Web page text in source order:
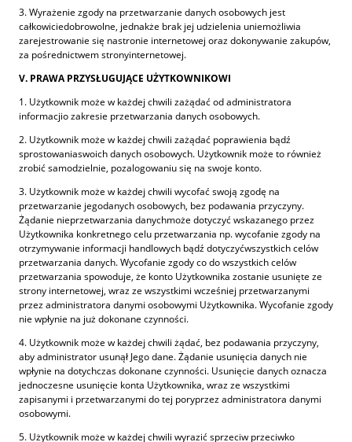
3. Wyrażenie zgody na przetwarzanie danych osobowych jest
całkowiciedobrowolne, jednakże brak jej udzielenia uniemożliwia
zarejestrowanie się nastronie internetowej oraz dokonywanie zakupów,
za pośrednictwem stronyinternetowej.
V. PRAWA PRZYSŁUGUJĄCE UŻYTKOWNIKOWI
1. Użytkownik może w każdej chwili zażądać od administratora
informacjio zakresie przetwarzania danych osobowych.
2. Użytkownik może w każdej chwili zażądać poprawienia bądź
sprostowaniaswoich danych osobowych. Użytkownik może to również
zrobić samodzielnie, pozalogowaniu się na swoje konto.
3. Użytkownik może w każdej chwili wycofać swoją zgodę na
przetwarzanie jegodanych osobowych, bez podawania przyczyny.
Żądanie nieprzetwarzania danychmoże dotyczyć wskazanego przez
Użytkownika konkretnego celu przetwarzania np. wycofanie zgody na
otrzymywanie informacji handlowych bądź dotyczyćwszystkich celów
przetwarzania danych. Wycofanie zgody co do wszystkich celów
przetwarzania spowoduje, że konto Użytkownika zostanie usunięte ze
strony internetowej, wraz ze wszystkimi wcześniej przetwarzanymi
przez administratora danymi osobowymi Użytkownika. Wycofanie zgody
nie wpłynie na już dokonane czynności.
4. Użytkownik może w każdej chwili żądać, bez podawania przyczyny,
aby administrator usunął Jego dane. Żądanie usunięcia danych nie
wpłynie na dotychczas dokonane czynności. Usunięcie danych oznacza
jednoczesne usunięcie konta Użytkownika, wraz ze wszystkimi
zapisanymi i przetwarzanymi do tej poryprzez administratora danymi
osobowymi.
5. Użytkownik może w każdej chwili wyrazić sprzeciw przeciwko